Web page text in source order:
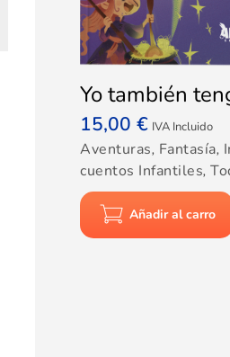
Yo también
15,00€ IVA Incluido
Aventuras, Fantasía,
cuentos Infantiles,
Añadir al carro